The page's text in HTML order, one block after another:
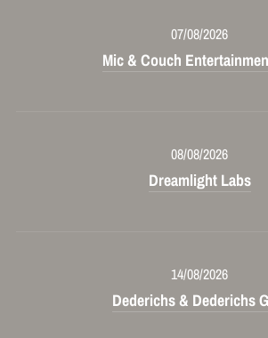
07/08/2026
Mic & Couch
08/08/2026
Dreamlight Labs
14/08/2026
Dederichs & Dederichs